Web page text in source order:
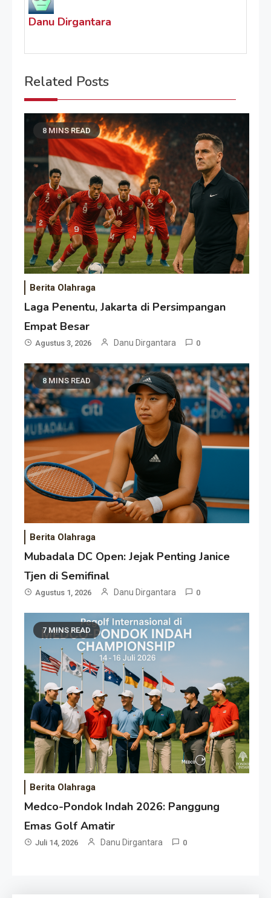
Danu Dirgantara
Related Posts
8 MINS READ
Berita Olahraga
Laga Penentu, Jakarta di Persimpangan
Empat Besar
Agustus 3, 2026 Danu Dirgantara 0
8 MINS READ
Berita Olahraga
Mubadala DC Open: Jejak Penting Janice
Tjen di Semifinal
Agustus 1, 2026 Danu Dirgantara 0
7 MINS READ
Berita Olahraga
Medco-Pondok Indah 2026: Panggung
Emas Golf Amatir
Juli 14, 2026 Danu Dirgantara 0